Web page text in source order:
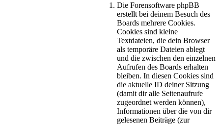
Die Forensoftware phpBB
erstellt bei deinem Besuch des
Boards mehrere Cookies.
Cookies sind kleine
Textdateien, die dein Browser
als temporäre Dateien ablegt
und die zwischen den einzelnen
Aufrufen des Boards erhalten
bleiben. In diesen Cookies sind
die aktuelle ID deiner Sitzung
(damit dir alle Seitenaufrufe
zugeordnet werden können),
Informationen über die von dir
gelesenen Beiträge (zur